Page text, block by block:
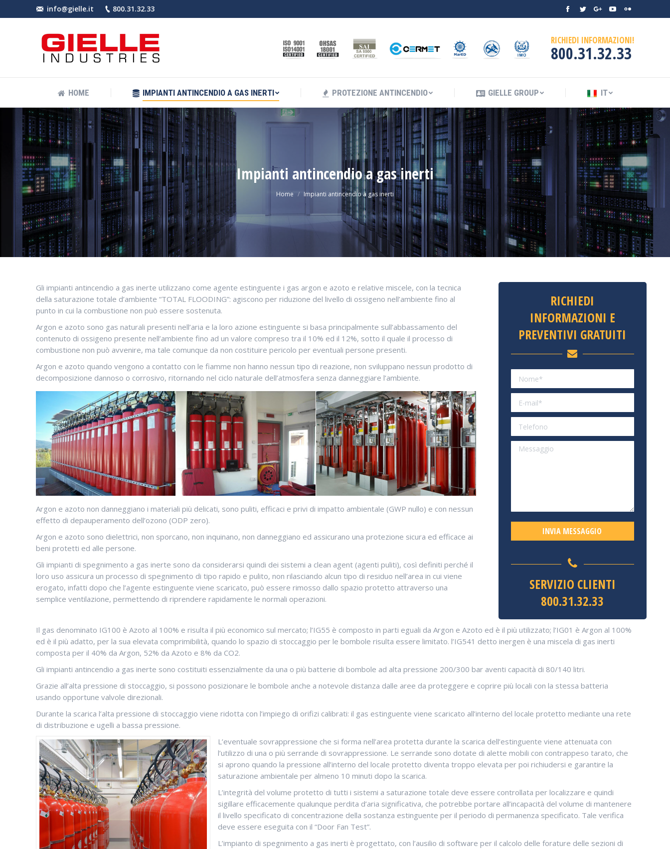
info@gielle.it 800.31.32.33 Facebook
TwitterGoogle+
YouTube
Flickr
RICHIEDI INFORMAZIONI!
800.31.32.33
HOME IMPIANTI ANTINCENDIO A GAS INERTI PROTEZIONE ANTINCENDIO GIELLE GROUP IT
Impianti antincendio a gas inerti
You are here: Home Impianti antincendio a gas inerti
Gli impianti antincendio a gas inerte utilizzano come agente estinguente i gas argon e azoto e relative miscele, con la tecnica
della saturazione totale d’ambiente “TOTAL FLOODING”: agiscono per riduzione del livello di ossigeno nell’ambiente fino al
punto in cui la combustione non può essere sostenuta.
Argon e azoto sono gas naturali presenti nell’aria e la loro azione estinguente si basa principalmente sull’abbassamento del
contenuto di ossigeno presente nell’ambiente fino ad un valore compreso tra il 10% ed il 12%, sotto il quale il processo di
combustione non può avvenire, ma tale comunque da non costituire pericolo per eventuali persone presenti.
Argon e azoto quando vengono a contatto con le fiamme non hanno nessun tipo di reazione, non sviluppano nessun prodotto di
decomposizione dannoso o corrosivo, ritornando nel ciclo naturale dell’atmosfera senza danneggiare l’ambiente.
Argon e azoto non danneggiano i materiali più delicati, sono puliti, efficaci e privi di impatto ambientale (GWP nullo) e con nessun
effetto di depauperamento dell’ozono (ODP zero).
Argon e azoto sono dielettrici, non sporcano, non inquinano, non danneggiano ed assicurano una protezione sicura ed efficace ai
beni protetti ed alle persone.
Gli impianti di spegnimento a gas inerte sono da considerarsi quindi dei sistemi a clean agent (agenti puliti), così definiti perché il
loro uso assicura un processo di spegnimento di tipo rapido e pulito, non rilasciando alcun tipo di residuo nell’area in cui viene
erogato, infatti dopo che l’agente estinguente viene scaricato, può essere rimosso dallo spazio protetto attraverso una
semplice ventilazione, permettendo di riprendere rapidamente le normali operazioni.
RICHIEDI
INFORMAZIONI E
PREVENTIVI GRATUITI
SERVIZIO CLIENTI
800.31.32.33
Il gas denominato IG100 è Azoto al 100% e risulta il più economico sul mercato; l’IG55 è composto in parti eguali da Argon e Azoto ed è il più utilizzato; l’IG01 è Argon al 100%
ed è il più adatto, per la sua elevata comprimibilità, quando lo spazio di stoccaggio per le bombole risulta essere limitato. l’IG541 detto inergen è una miscela di gas inerti
composta per il 40% da Argon, 52% da Azoto e 8% da CO2.
Gli impianti antincendio a gas inerte sono costituiti essenzialmente da una o più batterie di bombole ad alta pressione 200/300 bar aventi capacità di 80/140 litri.
Grazie all’alta pressione di stoccaggio, si possono posizionare le bombole anche a notevole distanza dalle aree da proteggere e coprire più locali con la stessa batteria
usando opportune valvole direzionali.
Durante la scarica l’alta pressione di stoccaggio viene ridotta con l’impiego di orifizi calibrati: il gas estinguente viene scaricato all’interno del locale protetto mediante una rete
di distribuzione e ugelli a bassa pressione.
L’eventuale sovrappressione che si forma nell’area protetta durante la scarica dell’estinguente viene attenuata con
l’utilizzo di una o più serrande di sovrappressione. Le serrande sono dotate di alette mobili con contrappeso tarato, che
si aprono quando la pressione all’interno del locale protetto diventa troppo elevata per poi richiudersi e garantire la
saturazione ambientale per almeno 10 minuti dopo la scarica.
L’integrità del volume protetto di tutti i sistemi a saturazione totale deve essere controllata per localizzare e quindi
sigillare efficacemente qualunque perdita d’aria significativa, che potrebbe portare all’incapacità del volume di mantenere
il livello specificato di concentrazione della sostanza estinguente per il periodo di permanenza specificato. Tale verifica
deve essere eseguita con il “Door Fan Test”.
L’impianto di spegnimento a gas inerti è progettato, con l’ausilio di software per il calcolo delle forature delle sezioni di
HOME IMPIANTI ANTINCENDIO A GAS INERTI PROTEZIONE ANTINCENDIO GIELLE GROUP IT